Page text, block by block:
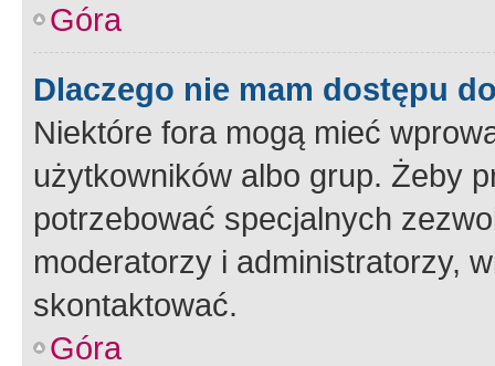
Góra
Dlaczego nie mam dostępu
Niektóre fora mogą mieć
użytkowników albo grup. Żeby
potrzebować specjalnych
moderatorzy i administratorzy,
skontaktować.
Góra